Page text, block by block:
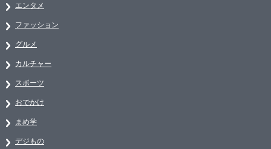
エンタメ
ファッション
グルメ
カルチャー
スポーツ
おでかけ
まめ学
デジもの